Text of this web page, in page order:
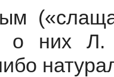
о них Л.